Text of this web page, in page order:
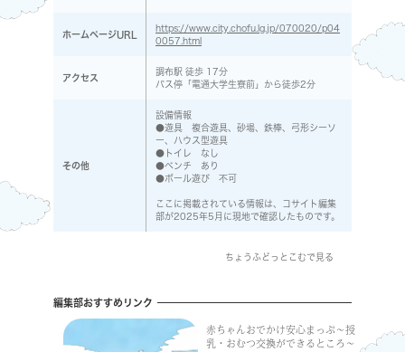
ホームページURL
https://www.city.chofu.lg.jp/070020/p04
0057.html
アクセス
調布駅 徒歩 17分
バス停「電通大学生寮前」から徒歩2分
その他
設備情報
●遊具 複合遊具、砂場、鉄棒、弓形シーソ
ー、ハウス型遊具
●トイレ なし
●ベンチ あり
●ボール遊び 不可
ここに掲載されている情報は、コサイト編集
部が2025年5月に現地で確認したものです。
ちょうふどっとこむで見る
編集部おすすめリンク
赤ちゃんおでかけ安心まっぷ〜授
乳・おむつ交換ができるところ〜